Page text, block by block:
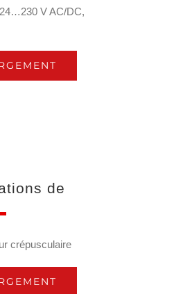
V AC/DC,
de
crépusculaire